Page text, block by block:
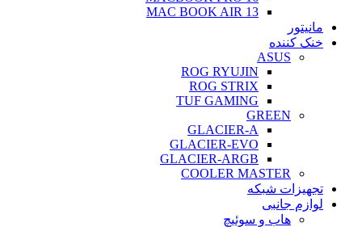
MAC BOOK AIR 13
مانیتور
خنک کننده
ASUS
ROG RYUJIN
ROG STRIX
TUF GAMING
GREEN
GLACIER-A
GLACIER-EVO
GLACIER-ARGB
COOLER MASTER
تجهیزات شبکه
لوازم جانبی
هاب و سوئیچ